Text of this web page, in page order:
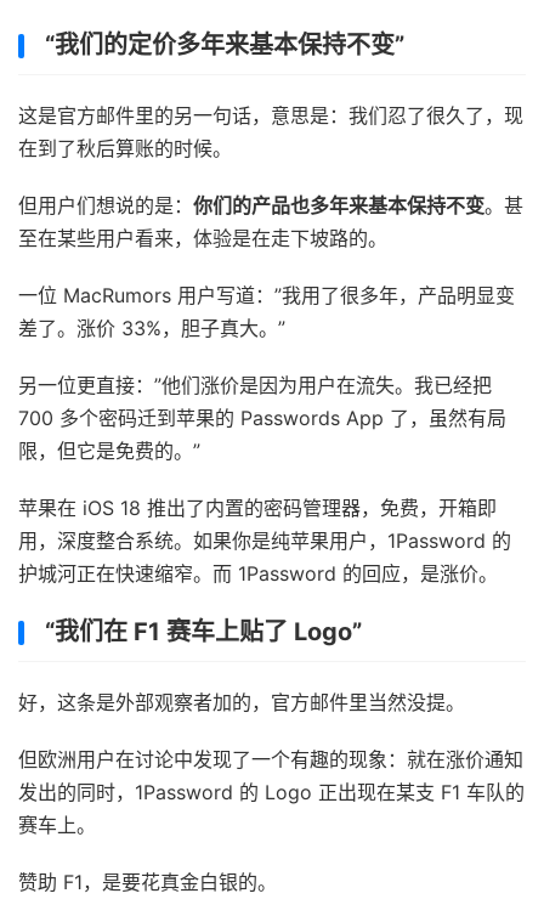
“我们的定价多年来基本保持不变”
这是官方邮件里的另一句话，意思是：我们忍了很久了，现
在到了秋后算账的时候。
但用户们想说的是： 你们的产品也多年来基本保持不变。甚
至在某些用户看来，体验是在走下坡路的。
一位 MacRumors 用户写道：”我用了很多年，产品明显变
差了。涨价 33%，胆子真大。”
另一位更直接：”他们涨价是因为用户在流失。我已经把
700 多个密码迁到苹果的 Passwords App 了，虽然有局
限，但它是免费的。”
苹果在 iOS 18 推出了内置的密码管理器，免费，开箱即
用，深度整合系统。如果你是纯苹果用户，1Password 的
护城河正在快速缩窄。而 1Password 的回应，是涨价。
“我们在 F1 赛车上贴了 Logo”
好，这条是外部观察者加的，官方邮件里当然没提。
但欧洲用户在讨论中发现了一个有趣的现象：就在涨价通知
发出的同时，1Password 的 Logo 正出现在某支 F1 车队的
赛车上。
赞助 F1，是要花真金白银的。